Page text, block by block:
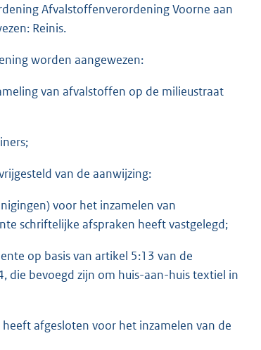
Afvalstoffenverordening Voorne aan
Reinis.
worden aangewezen:
van afvalstoffen op de milieustraat
van de aanwijzing:
voor het inzamelen van
schriftelijke afspraken heeft vastgelegd;
op basis van artikel 5:13 van de
die bevoegd zijn om huis-aan-huis textiel in
afgesloten voor het inzamelen van de